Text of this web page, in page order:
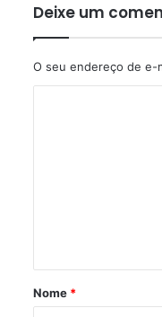
Deixe um
O seu endereço de e-
rNome *